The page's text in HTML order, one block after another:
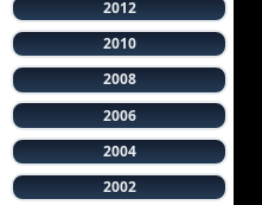
2012
2010
2008
2006
2004
2002